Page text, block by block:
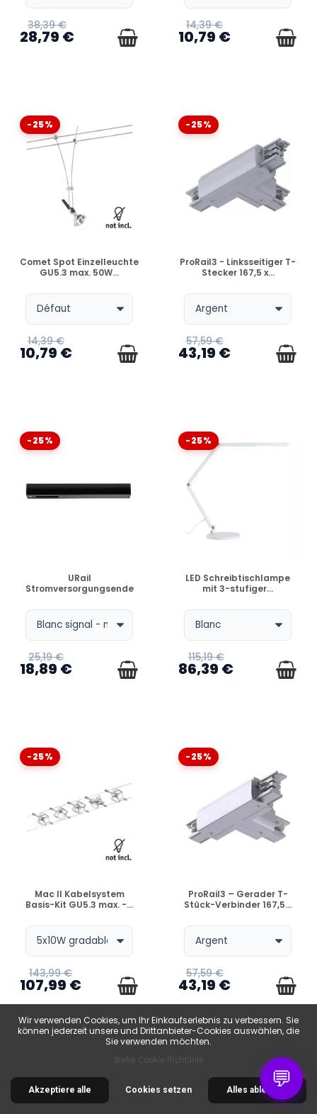
38,39 €
28,79 €
14,39 €
10,79 €
-25%
VERFÜGBAR
Comet Spot Einzelleuchte
GU5.3 max. 50W...
14,39 €
10,79 €
-25%
VERFÜGBAR
ProRail3 - Linksseitiger T-
Stecker 167,5 x...
57,59 €
43,19 €
-25%
VERFÜGBAR
URail
Stromversorgungsende
25,19 €
18,89 €
-25%
VERFÜGBAR
LED Schreibtischlampe
mit 3-stufiger...
115,19 €
86,39 €
-25%
VERFÜGBAR
Mac II Kabelsystem
Basis-Kit GU5.3 max. -...
143,99 €
107,99 €
-25%
VERFÜGBAR
ProRail3 – Gerader T-
Stück-Verbinder 167,5...
57,59 €
43,19 €
💬
Wir verwenden Cookies, um Ihr Einkaufserlebnis zu verbessern. Sie
können jederzeit unsere und Drittanbieter-Cookies auswählen, die
Sie verwenden möchten.
Siehe Cookie-Richtlinie
Akzeptiere alle Alles ablehnen
Cookies setzen